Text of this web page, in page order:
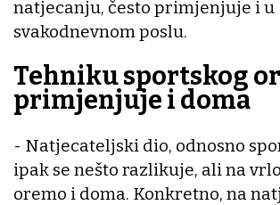
natjecanju, često primjenjuje i u
svakodnevnom poslu.
Tehniku sportskog
primjenjuje i doma
- Natjecateljski dio, odnosno
ipak se nešto razlikuje, ali na
oremo i doma. Konkretno, na